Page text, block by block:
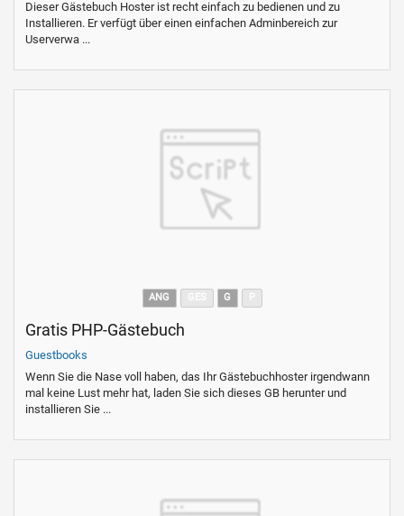
Dieser Gästebuch Hoster ist recht einfach zu bedienen und zu
Installieren. Er verfügt über einen einfachen Adminbereich zur
Userverwa ...
ANG G
Gratis PHP-Gästebuch
Guestbooks
Wenn Sie die Nase voll haben, das Ihr Gästebuchhoster irgendwann
mal keine Lust mehr hat, laden Sie sich dieses GB herunter und
installieren Sie ...